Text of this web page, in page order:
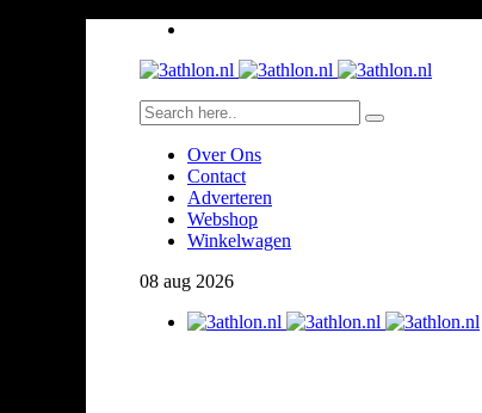
Over Ons
Contact
Adverteren
Webshop
Winkelwagen
08 aug 2026